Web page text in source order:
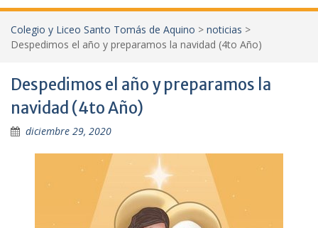
Colegio y Liceo Santo Tomás de Aquino > noticias >
Despedimos el año y preparamos la navidad (4to Año)
Despedimos el año y preparamos la
navidad (4to Año)
diciembre 29, 2020